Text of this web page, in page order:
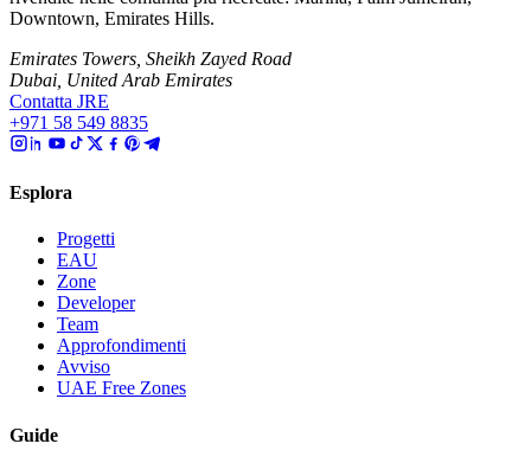
Downtown, Emirates Hills.
Emirates Towers, Sheikh Zayed Road
Dubai, United Arab Emirates
Contatta JRE
+971 58 549 8835
Esplora
Progetti
EAU
Zone
Developer
Team
Approfondimenti
Avviso
UAE Free Zones
Guide